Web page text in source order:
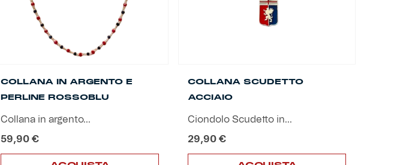
COLLANA IN ARGENTO E
PERLINE ROSSOBLU
Collana in argento...
59,90 €
COLLANA SCUDETTO
ACCIAIO
Ciondolo Scudetto in...
29,90 €